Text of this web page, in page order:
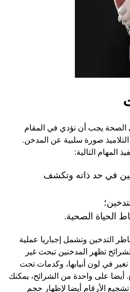
الصحة يجب أن تؤدي في المقام
صورة سلبية عن المدخن.
المهام التالية:
في حد ذاته وتكشف
الحياة الصحية.
التدخين وتشمل إجباريا عملية
تظهر المدخنين تبحث غير
في لون أنيابها، وكدمات تحت
أيضا على واحدة من الشرائح، يمكنك
الأرقام أيضا لإظهار حجم